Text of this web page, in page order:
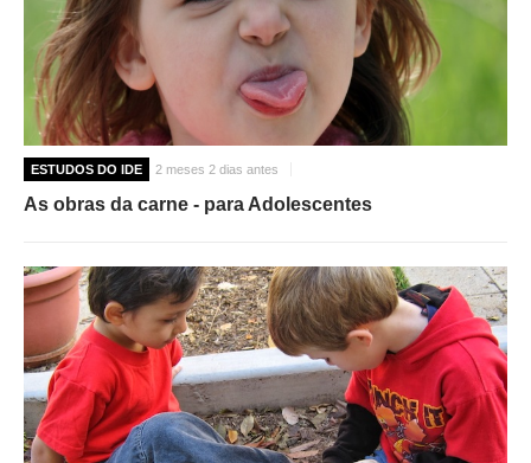
ESTUDOS DO IDE 2 meses 2 dias antes
As obras da carne - para Adolescentes